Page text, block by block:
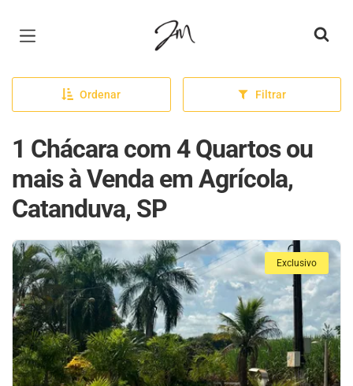
Página inicial
Ordenar Filtrar
1 Chácara com 4 Quartos ou
mais à Venda em Agrícola,
Catanduva, SP
Exclusivo